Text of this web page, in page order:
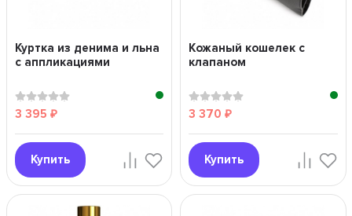
Куртка из денима и льна
с аппликациями
3 395 ₽
Купить
Кожаный кошелек с
клапаном
3 370 ₽
Купить